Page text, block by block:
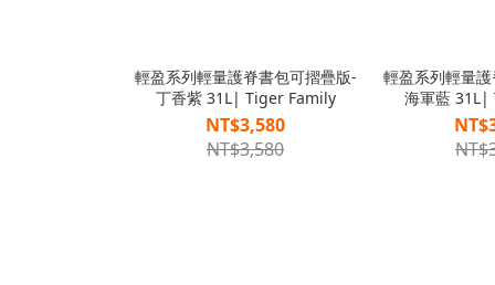
輕盈系列輕量護脊書包可摺疊版-
丁香紫 31L| Tiger Family
NT$3,580
NT$3,580
輕盈系列輕量
海軍藍 31L|